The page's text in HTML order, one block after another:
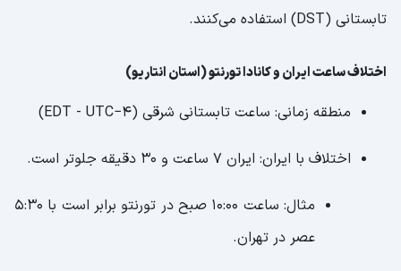
تابستانی (DST) استفاده می‌کنند.
اختلاف ساعت ایران و کانادا تورنتو (استان انتاریو)
منطقه زمانی: ساعت تابستانی شرقی (EDT - UTC−4)
اختلاف با ایران: ایران ۷ ساعت و ۳۰ دقیقه جلوتر است.
مثال: ساعت ۱۰:۰۰ صبح در تورنتو برابر است با ۵:۳۰
عصر در تهران.